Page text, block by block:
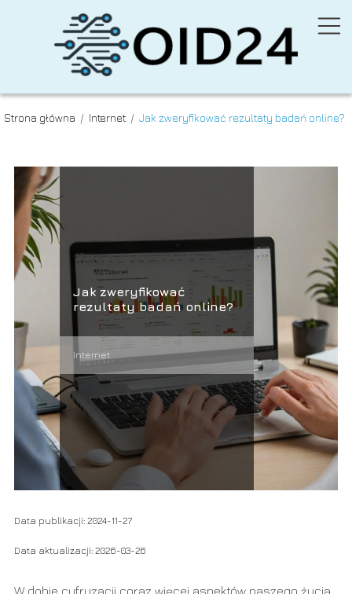
Strona główna / Internet / Jak zweryfikować rezultaty badań online?
Jak zweryfikować
rezultaty badań online?
Internet
Data publikacji: 2024-11-27
Data aktualizacji: 2026-03-26
W dobie cyfryzacji coraz więcej aspektów naszego życia